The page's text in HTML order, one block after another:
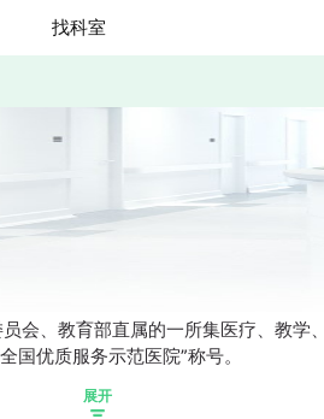
找科室
会、教育部直属的一所集医疗、教
国优质服务示范医院”称号。
展开